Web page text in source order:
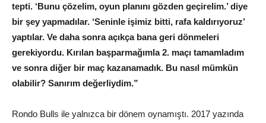
tepti. ‘Bunu çözelim, oyun planını gözden geçirelim.’ diye
bir şey yapmadılar. ‘Seninle işimiz bitti, rafa kaldırıyoruz’
yaptılar. Ve daha sonra açıkça bana geri dönmeleri
gerekiyordu. Kırılan başparmağımla 2. maçı tamamladım
ve sonra diğer bir maç kazanamadık. Bu nasıl mümkün
olabilir? Sanırım değerliydim.”
Rondo Bulls ile yalnızca bir dönem oynamıştı. 2017 yazında